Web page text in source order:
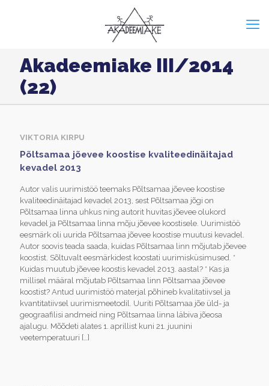
Akadeemiake III/2014
(22)
VIKTORIA KIRPU
Põltsamaa jõevee koostise kvaliteedinäitajad
kevadel 2013
Autor valis uurimistöö teemaks Põltsamaa jõevee koostise
kvaliteedinäitajad kevadel 2013, sest Põltsamaa jõgi on
Põltsamaa linna uhkus ning autorit huvitas jõevee olukord
kevadel ja Põltsamaa linna mõju jõevee koostisele. Uurimistöö
eesmärk oli uurida Põltsamaa jõevee koostise muutusi kevadel.
Autor soovis teada saada, kuidas Põltsamaa linn mõjutab jõevee
koostist. Sõltuvalt eesmärkidest koostati uurimisküsimused. *
Kuidas muutub jõevee koostis kevadel 2013. aastal? * Kas ja
millisel määral mõjutab Põltsamaa linn Põltsamaa jõevee
koostist? Antud uurimistöö materjal põhineb kvalitatiivsel ja
kvantitatiivsel uurimismeetodil. Uuriti Põltsamaa jõe üld- ja
geograafilisi andmeid ning Põltsamaa linna läbiva jõeosa
ajalugu. Mõõdeti alates 1. aprillist kuni 21. juunini
veetemperatuuri […]